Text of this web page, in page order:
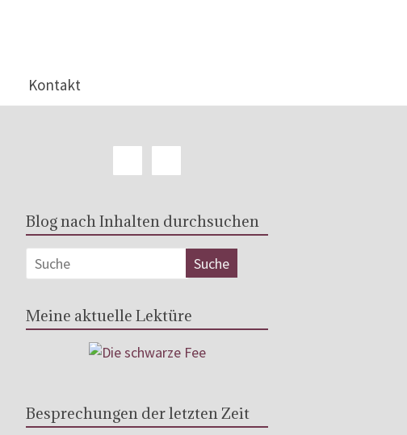
Kontakt
Blog nach Inhalten durchsuchen
Meine aktuelle Lektüre
Besprechungen der letzten Zeit